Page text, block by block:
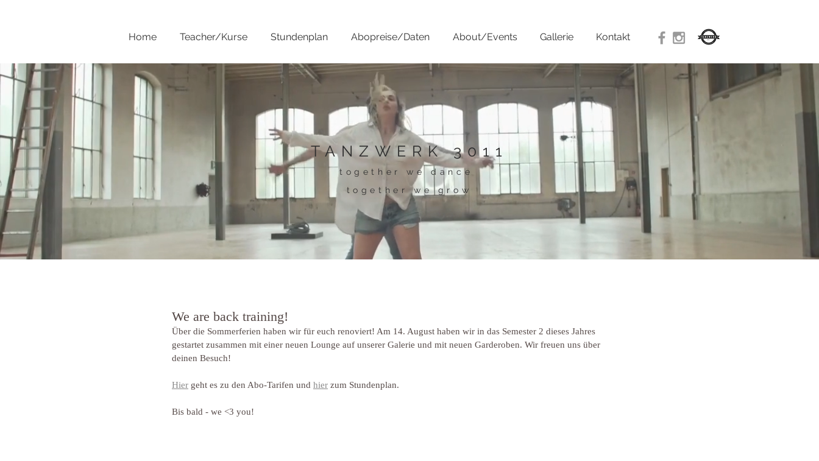
Home Teacher/Kurse Stundenplan Abopreise/Daten About/Events Gallerie Kontakt
SINGLE POST
We are back training!
Über die Sommerferien haben wir für euch renoviert! Am 14. August haben wir in das Semester 2 dieses Jahres
gestartet zusammen mit einer neuen Lounge auf unserer Galerie und mit neuen Garderoben. Wir freuen uns über
deinen Besuch!
Hier geht es zu den Abo-Tarifen und hier zum Stundenplan.
Bis bald - we <3 you!
TANZWERK 3011
together we dance
together we grow